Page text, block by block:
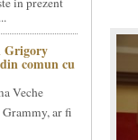
Grigory
comun cu
Veche
ar fi